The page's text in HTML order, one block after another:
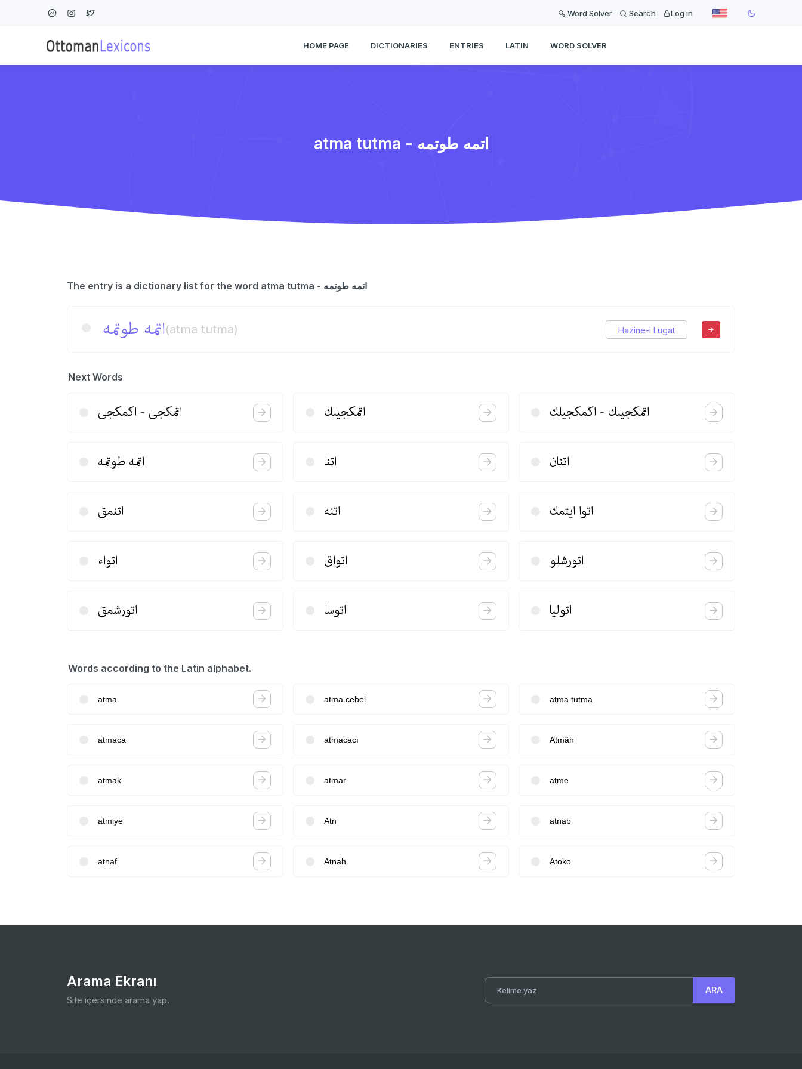
Word Solver Search Log in
HOME PAGE DICTIONARIES ENTRIES LATIN WORD SOLVER
atma tutma - اتمه طوتمه
The entry is a dictionary list for the word atma tutma - اتمه طوتمه
اتمه طوتمه(atma tutma) Hazine-i Lugat
Next Words
اتمكجی - اكمكجی اتمكجیلك اتمكجیلك‌ - اكمكجیلك
اتمه طوتمه اتنا اتنان
اتنمق اتنه اتوا ایتمك
اتواء اتواق اتورشلو
اتورشمق اتوسا اتولیا
Words according to the Latin alphabet.
atma atma cebel atma tutma
atmaca atmacacı Atmâh
atmak atmar atme
atmiye Atn atnab
atnaf Atnah Atoko
Arama Ekranı
Site içersinde arama yap.